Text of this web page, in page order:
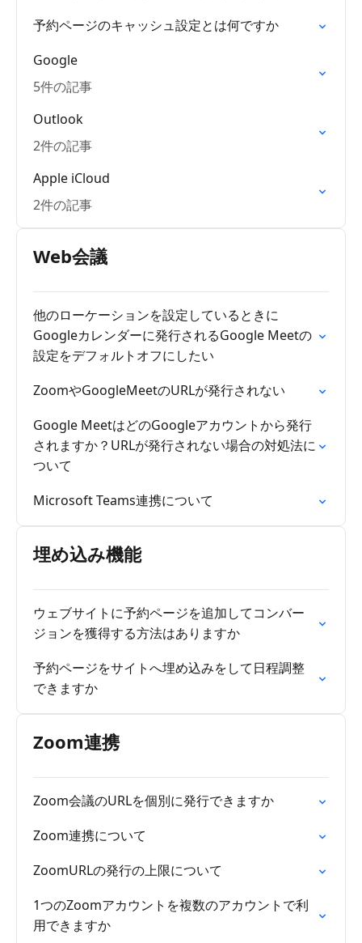
予約ページのキャッシュ設定とは何ですか
Google
5件の記事
Outlook
2件の記事
Apple iCloud
2件の記事
Web会議
他のローケーションを設定しているときに
Googleカレンダーに発行されるGoogle Meetの
設定をデフォルトオフにしたい
ZoomやGoogleMeetのURLが発行されない
Google MeetはどのGoogleアカウントから発行
されますか？URLが発行されない場合の対処法に
ついて
Microsoft Teams連携について
埋め込み機能
ウェブサイトに予約ページを追加してコンバー
ジョンを獲得する方法はありますか
予約ページをサイトへ埋め込みをして日程調整
できますか
Zoom連携
Zoom会議のURLを個別に発行できますか
Zoom連携について
ZoomURLの発行の上限について
1つのZoomアカウントを複数のアカウントで利
用できますか